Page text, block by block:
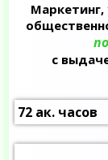
с
72 ак. часов